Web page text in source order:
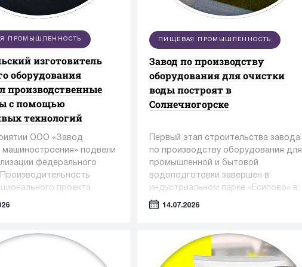
ПРОМЫШЛЕННОСТЬ
изготовитель
оборудования
производственные
с помощью
технологий
ООО «Завод
машиностроения» подвели
федерального
проекта
Алтайского края.
ПИЩЕВАЯ ПРОМЫШЛЕННОСТЬ
Завод по производству
оборудования для очистки
воды построят в
Солнечногорске
Первый этап строительства завода
по производству оборудования для
промышленной и бытовой
водоподготовки завершен в
индустриальном парке «Есипово» в
Солнечногорском округе.
14.07.2026